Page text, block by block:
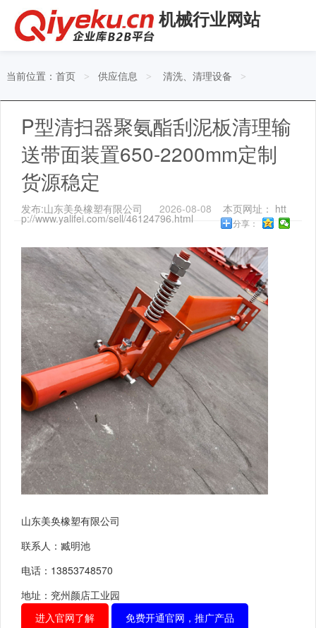
机械行业网站
当前位置： 首页 > 供应信息 > 清洗、清理设备 >
P型清扫器聚氨酯刮泥板清理输
送带面装置650-2200mm定制
货源稳定
发布:山东美奂橡塑有限公司 2026-08-08 本页网址： htt
p://www.yalifei.com/sell/46124796.html 分享：
山东美奂橡塑有限公司
联系人：臧明池
电话：13853748570
地址：兖州颜店工业园
进入官网了解
免费开通官网，推广产品